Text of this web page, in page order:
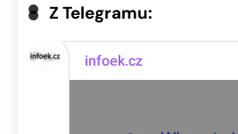
Z Telegramu: